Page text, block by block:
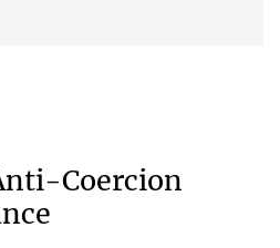
Coercion